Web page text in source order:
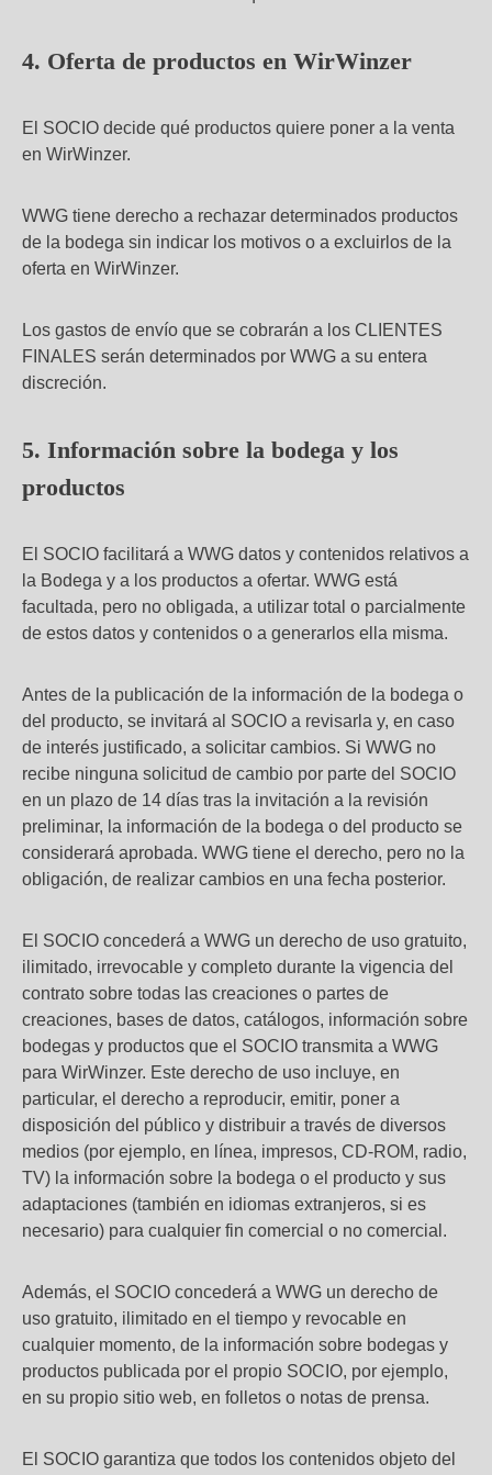
4. Oferta de productos en WirWinzer
El SOCIO decide qué productos quiere poner a la venta
en WirWinzer.
WWG tiene derecho a rechazar determinados productos
de la bodega sin indicar los motivos o a excluirlos de la
oferta en WirWinzer.
Los gastos de envío que se cobrarán a los CLIENTES
FINALES serán determinados por WWG a su entera
discreción.
5. Información sobre la bodega y los
productos
El SOCIO facilitará a WWG datos y contenidos relativos a
la Bodega y a los productos a ofertar. WWG está
facultada, pero no obligada, a utilizar total o parcialmente
de estos datos y contenidos o a generarlos ella misma.
Antes de la publicación de la información de la bodega o
del producto, se invitará al SOCIO a revisarla y, en caso
de interés justificado, a solicitar cambios. Si WWG no
recibe ninguna solicitud de cambio por parte del SOCIO
en un plazo de 14 días tras la invitación a la revisión
preliminar, la información de la bodega o del producto se
considerará aprobada. WWG tiene el derecho, pero no la
obligación, de realizar cambios en una fecha posterior.
El SOCIO concederá a WWG un derecho de uso gratuito,
ilimitado, irrevocable y completo durante la vigencia del
contrato sobre todas las creaciones o partes de
creaciones, bases de datos, catálogos, información sobre
bodegas y productos que el SOCIO transmita a WWG
para WirWinzer. Este derecho de uso incluye, en
particular, el derecho a reproducir, emitir, poner a
disposición del público y distribuir a través de diversos
medios (por ejemplo, en línea, impresos, CD-ROM, radio,
TV) la información sobre la bodega o el producto y sus
adaptaciones (también en idiomas extranjeros, si es
necesario) para cualquier fin comercial o no comercial.
Además, el SOCIO concederá a WWG un derecho de
uso gratuito, ilimitado en el tiempo y revocable en
cualquier momento, de la información sobre bodegas y
productos publicada por el propio SOCIO, por ejemplo,
en su propio sitio web, en folletos o notas de prensa.
El SOCIO garantiza que todos los contenidos objeto del